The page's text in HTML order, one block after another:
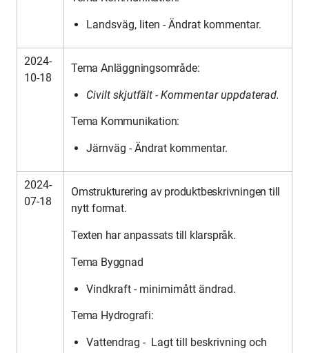
Landsväg, liten - Ändrat kommentar.
2024-
10-18
Tema Anläggningsområde:
Civilt skjutfält - Kommentar uppdaterad.
Tema Kommunikation:
Järnväg - Ändrat kommentar.
2024-
07-18
Omstrukturering av produktbeskrivningen till
nytt format.
Texten har anpassats till klarspråk.
Tema Byggnad
Vindkraft - minimimått ändrad.
Tema Hydrografi:
Vattendrag - Lagt till beskrivning och